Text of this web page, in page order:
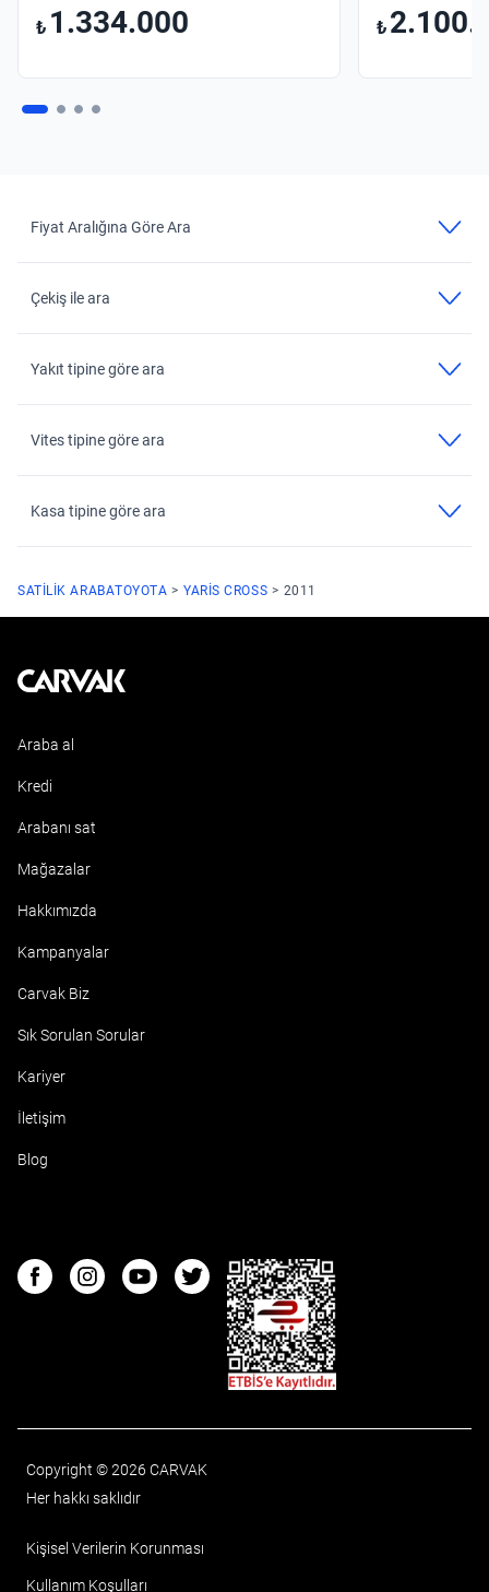
₺ 1.334.000 ₺
Fiyat Aralığına Göre Ara
Çekiş ile ara
Yakıt tipine göre ara
Vites tipine göre ara
Kasa tipine göre ara
SATILIK ARABATOYOTA YARIS CROSS 2011
Kavak
Araba al
Kredi
Arabanı sat
Mağazalar
Hakkımızda
Kampanyalar
Carvak Biz
Sık Sorulan Sorular
Kariyer
İletişim
Blog
FacebookInstagramYoutubeTwitter
ETBIS
Copyright © 2026 CARVAK
Her hakkı saklıdır
Kişisel Verilerin Korunması
Kullanım Koşulları